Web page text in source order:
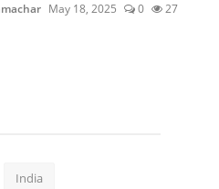
May 18, 2025 0 27
India